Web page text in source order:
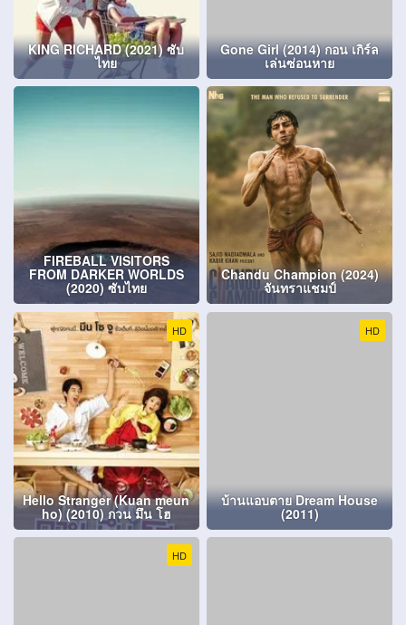
KING RICHARD (2021) ซับ
ไทย
Gone Girl (2014) กอน เกิร์ล
เล่นซ่อนหาย
FIREBALL VISITORS
FROM DARKER WORLDS
(2020) ซับไทย
Chandu Champion (2024)
จันทราแชมป์
HD
Hello Stranger (Kuan meun
ho) (2010) กวน มึน โฮ
HD
บ้านแอบตาย Dream House
(2011)
HD